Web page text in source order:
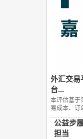
外汇交易
台...
本评估基于
易成本、订
公益步
担当